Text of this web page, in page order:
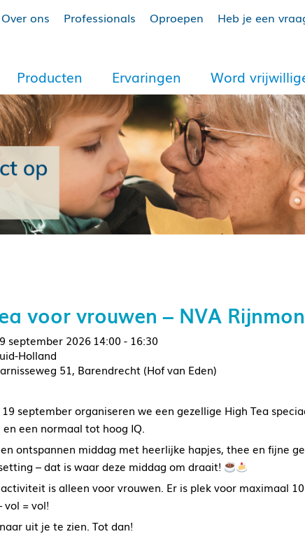
Over ons Professionals Oproepen Heb je een
Producten Ervaringen Word
voor vrouwen – NVA
september 2026 14:00 - 16:30
Holland
51, Barendrecht (Hof van Eden)
september organiseren we een gezellige High Tea
een normaal tot hoog IQ.
ontspannen middag met heerlijke hapjes, thee en fijne
– dat is waar deze middag om draait!
is alleen voor vrouwen. Er is plek voor maximaal
vol = vol!
uit je te zien. Tot dan!